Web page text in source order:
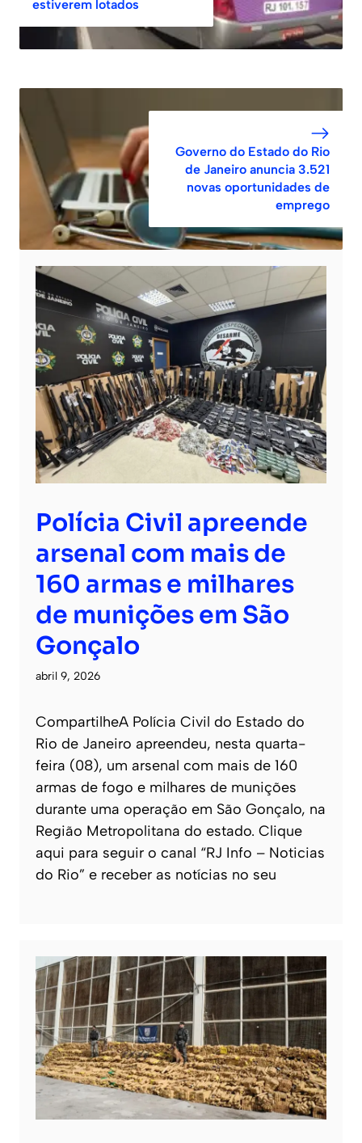
estiverem lotados
Governo do Estado do Rio
de Janeiro anuncia 3.521
novas oportunidades de
emprego
Polícia Civil apreende
arsenal com mais de
160 armas e milhares
de munições em São
Gonçalo
abril 9, 2026
CompartilheA Polícia Civil do Estado do
Rio de Janeiro apreendeu, nesta quarta-
feira (08), um arsenal com mais de 160
armas de fogo e milhares de munições
durante uma operação em São Gonçalo, na
Região Metropolitana do estado. Clique
aqui para seguir o canal “RJ Info – Noticias
do Rio” e receber as notícias no seu